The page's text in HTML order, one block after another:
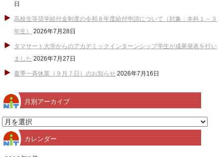
日
高校生等奨学給付金制度の令和８年度給付申請について（対象：本科１～３
年生）
2026年7月28日
タマサート大学からのアカデミックインターンシップ学生が成果発表を行い
ました 2026年7月27日
夏季一斉休業（９月７日）のお知らせ 2026年7月16日
月別アーカイブ
月
別
ア
カレンダー